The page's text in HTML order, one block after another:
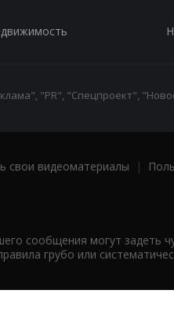
"PR", "Спецпроект",
свои видеоматериалы |
сообщения могут задеть
грубо или